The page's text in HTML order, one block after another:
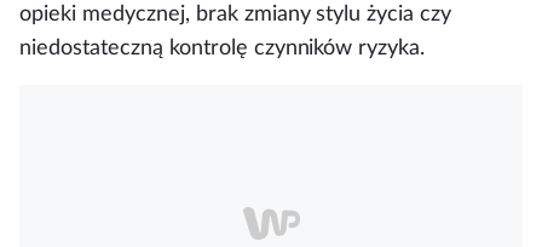
opieki medycznej, brak zmiany stylu życia czy
niedostateczną kontrolę czynników ryzyka.